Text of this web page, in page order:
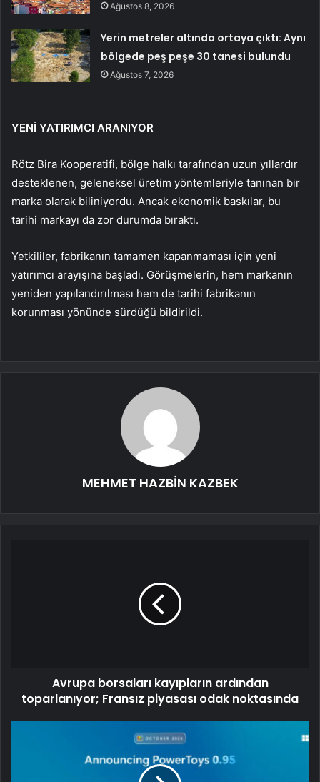
Ağustos 8, 2026
Yerin metreler altında ortaya çıktı: Aynı
bölgede peş peşe 30 tanesi bulundu
Ağustos 7, 2026
YENİ YATIRIMCI ARANIYOR
Rötz Bira Kooperatifi, bölge halkı tarafından uzun yıllardır
desteklenen, geleneksel üretim yöntemleriyle tanınan bir
marka olarak biliniyordu. Ancak ekonomik baskılar, bu
tarihi markayı da zor durumda bıraktı.
Yetkililer, fabrikanın tamamen kapanmaması için yeni
yatırımcı arayışına başladı. Görüşmelerin, hem markanın
yeniden yapılandırılması hem de tarihi fabrikanın
korunması yönünde sürdüğü bildirildi.
MEHMET HAZBİN KAZBEK
Avrupa borsaları kayıpların ardından
toparlanıyor; Fransız piyasası odak noktasında